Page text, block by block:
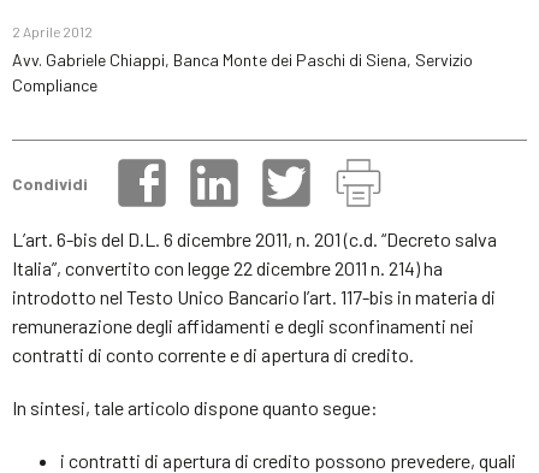
2 Aprile 2012
Avv. Gabriele Chiappi, Banca Monte dei Paschi di Siena, Servizio
Compliance
Condividi
L’art. 6-bis del D.L. 6 dicembre 2011, n. 201 (c.d. “Decreto salva
Italia”, convertito con legge 22 dicembre 2011 n. 214) ha
introdotto nel Testo Unico Bancario l’art. 117-bis in materia di
remunerazione degli affidamenti e degli sconfinamenti nei
contratti di conto corrente e di apertura di credito.
In sintesi, tale articolo dispone quanto segue:
i contratti di apertura di credito possono prevedere, quali